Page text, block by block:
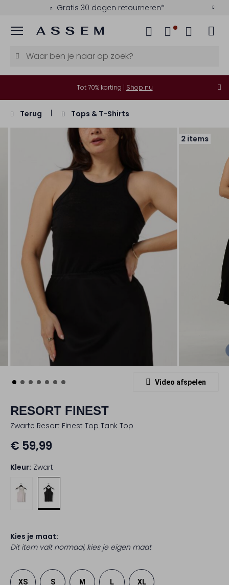
Gratis 30 dagen retourneren*
Menu
Tot 70% korting | Shop nu
Terug Tops & T-Shirts
2 items
Video afspelen
RESORT FINEST
Zwarte Resort Finest Top Tank Top
€ 59,99
Kleur: Zwart
Kies je maat:
Dit item valt normaal, kies je eigen maat
XS S M L XL